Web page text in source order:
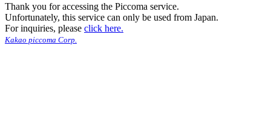
Thank you for accessing the Piccoma service.
Unfortunately, this service can only be used from Japan.
For inquiries, please click here.
Kakao piccoma Corp.